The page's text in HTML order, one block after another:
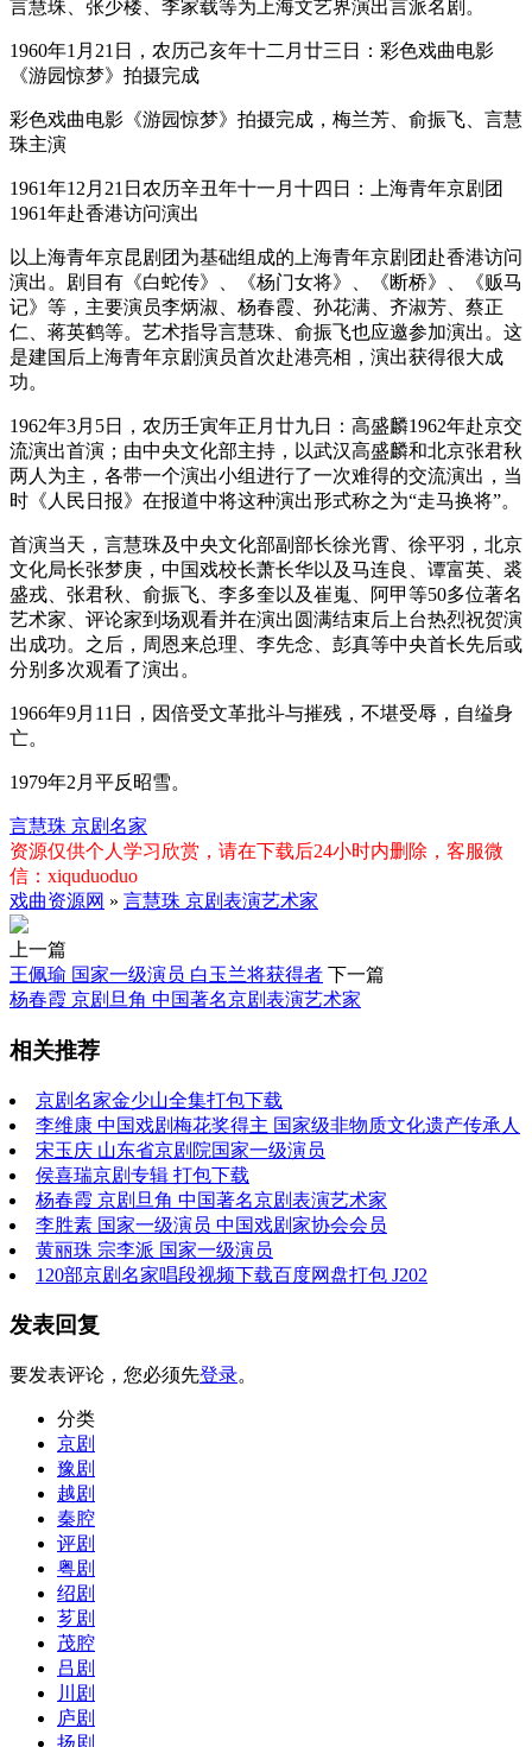
言慧珠、张少楼、李家载等为上海文艺界演出言派名剧。
1960年1月21日，农历己亥年十二月廿三日：彩色戏曲电影
《游园惊梦》拍摄完成
彩色戏曲电影《游园惊梦》拍摄完成，梅兰芳、俞振飞、言慧
珠主演
1961年12月21日农历辛丑年十一月十四日：上海青年京剧团
1961年赴香港访问演出
以上海青年京昆剧团为基础组成的上海青年京剧团赴香港访问
演出。剧目有《白蛇传》、《杨门女将》、《断桥》、《贩马
记》等，主要演员李炳淑、杨春霞、孙花满、齐淑芳、蔡正
仁、蒋英鹤等。艺术指导言慧珠、俞振飞也应邀参加演出。这
是建国后上海青年京剧演员首次赴港亮相，演出获得很大成
功。
1962年3月5日，农历壬寅年正月廿九日：高盛麟1962年赴京交
流演出首演；由中央文化部主持，以武汉高盛麟和北京张君秋
两人为主，各带一个演出小组进行了一次难得的交流演出，当
时《人民日报》在报道中将这种演出形式称之为“走马换将”。
首演当天，言慧珠及中央文化部副部长徐光霄、徐平羽，北京
文化局长张梦庚，中国戏校长萧长华以及马连良、谭富英、裘
盛戎、张君秋、俞振飞、李多奎以及崔嵬、阿甲等50多位著名
艺术家、评论家到场观看并在演出圆满结束后上台热烈祝贺演
出成功。之后，周恩来总理、李先念、彭真等中央首长先后或
分别多次观看了演出。
1966年9月11日，因倍受文革批斗与摧残，不堪受辱，自缢身
亡。
1979年2月平反昭雪。
言慧珠 京剧名家
资源仅供个人学习欣赏，请在下载后24小时内删除，客服微
信：xiquduoduo
戏曲资源网 » 言慧珠 京剧表演艺术家
上一篇
王佩瑜 国家一级演员 白玉兰将获得者 下一篇
杨春霞 京剧旦角 中国著名京剧表演艺术家
相关推荐
京剧名家金少山全集打包下载
李维康 中国戏剧梅花奖得主 国家级非物质文化遗产传承人
宋玉庆 山东省京剧院国家一级演员
侯喜瑞京剧专辑 打包下载
杨春霞 京剧旦角 中国著名京剧表演艺术家
李胜素 国家一级演员 中国戏剧家协会会员
黄丽珠 宗李派 国家一级演员
120部京剧名家唱段视频下载百度网盘打包 J202
发表回复
要发表评论，您必须先登录。
分类
京剧
豫剧
越剧
秦腔
评剧
粤剧
绍剧
芗剧
茂腔
吕剧
川剧
庐剧